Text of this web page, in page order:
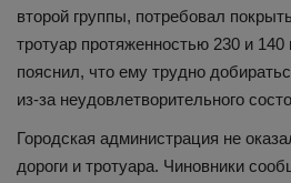
второй группы, потребовал
тротуар протяженностью 230 и
пояснил, что ему трудно
из-за неудовлетворительного
Городская администрация не
дороги и тротуара. Чиновники